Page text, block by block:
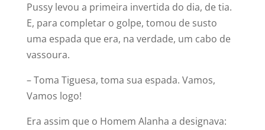
‍Pussy levou a primeira invertida do dia, de tia.
E, para completar o golpe, tomou de susto
uma espada que era, na verdade, um cabo de
vassoura.
– Toma Tiguesa, toma sua espada. Vamos,
Vamos logo!
Era assim que o Homem Alanha a designava: